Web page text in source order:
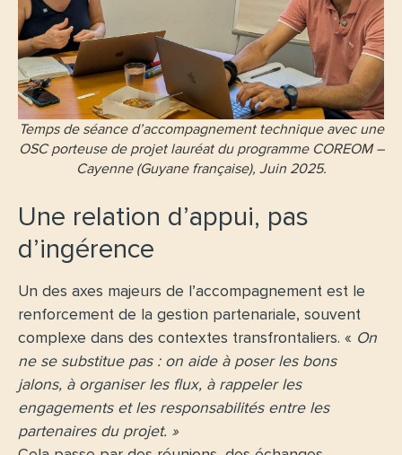
Temps de séance d’accompagnement technique avec une
OSC porteuse de projet lauréat du programme COREOM –
Cayenne (Guyane française), Juin 2025.
Une relation d’appui, pas
d’ingérence
Un des axes majeurs de l’accompagnement est le
renforcement de la gestion partenariale, souvent
complexe dans des contextes transfrontaliers. « On
ne se substitue pas : on aide à poser les bons
jalons, à organiser les flux, à rappeler les
engagements et les responsabilités entre les
partenaires du projet. »